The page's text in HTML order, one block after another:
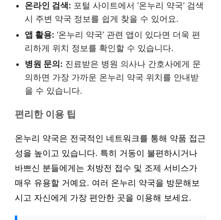
온라인 검색: 포털 사이트에서 ‘온누리 약국’ 검색
시 주변 약국 정보를 쉽게 찾을 수 있어요.
앱 활용: ‘온누리 약국’ 관련 앱이 있다면 더욱 편
리하게 위치 정보를 확인할 수 있습니다.
병원 문의: 진료받은 병원 의사나 간호사에게 문
의하면 가장 가까운 온누리 약국 위치를 안내받
을 수 있습니다.
편리한 이용 팁
온누리 약국은 전국적인 네트워크를 통해 약품 접근
성을 높이고 있습니다. 특히 거동이 불편하시거나
바쁘신 분들에게는 처방전 접수 및 조제 서비스가
매우 유용할 거예요. 여러 온누리 약국을 방문해보
시고 자신에게 가장 편안한 곳을 이용해 보세요.